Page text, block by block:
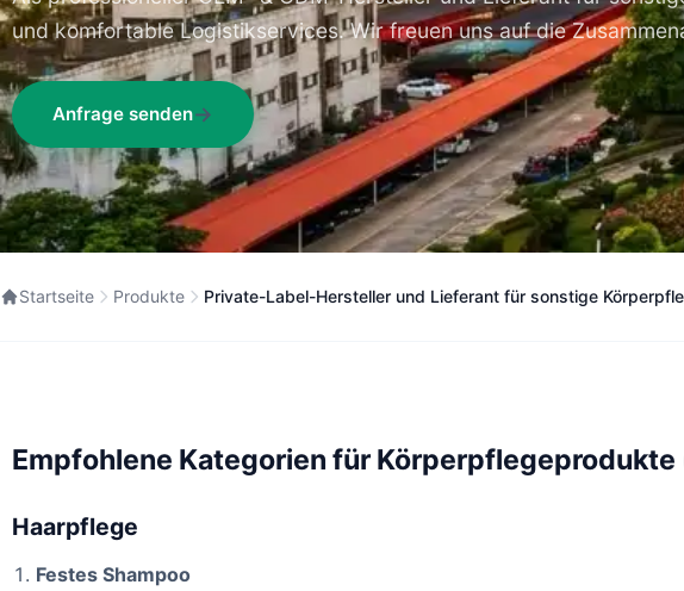
und komfortable Logistikservices. Wir freuen uns auf die
Anfrage senden
Startseite Produkte Private-Label-Hersteller und Lieferant für sonstige
Empfohlene Kategorien für
Haarpflege
Festes Shampoo